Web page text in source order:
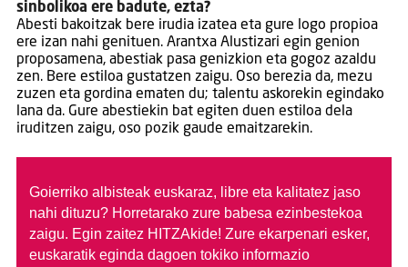
sinbolikoa ere badute, ezta?
Abesti bakoitzak bere irudia izatea eta gure logo propioa
ere izan nahi genituen. Arantxa Alustizari egin genion
proposamena, abestiak pasa genizkion eta gogoz azaldu
zen. Bere estiloa gustatzen zaigu. Oso berezia da, mezu
zuzen eta gordina ematen du; talentu askorekin egindako
lana da. Gure abestiekin bat egiten duen estiloa dela
iruditzen zaigu, oso pozik gaude emaitzarekin.
Goierriko albisteak euskaraz, libre eta kalitatez jaso
nahi dituzu? Horretarako zure babesa ezinbestekoa
zaigu. Egin zaitez HITZAkide! Zure ekarpenari esker,
euskaratik eginda dagoen tokiko informazio